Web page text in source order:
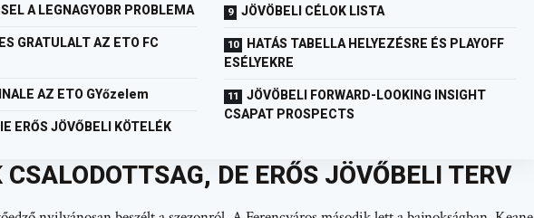
A LEGNAGYOBR PROBLEMA
GRATULALT AZ ETO FC
AZ ETO GYőzelem
ERŐS JÖVŐBELI KÖTELÉK
JÖVÖBELI CÉLOK LISTA
HATÁS TABELLA HELYEZÉSRE ÉS PLAYOFF
ESÉLYEKRE
JÖVÖBELI FORWARD-LOOKING INSIGHT
CSAPAT PROSPECTS
DE ERŐS JÖVŐBELI TERV